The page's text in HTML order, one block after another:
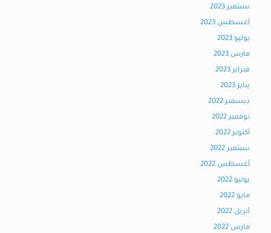
سبتمبر 2023
أغسطس 2023
يوليو 2023
مارس 2023
فبراير 2023
يناير 2023
ديسمبر 2022
نوفمبر 2022
أكتوبر 2022
سبتمبر 2022
أغسطس 2022
يونيو 2022
مايو 2022
أبريل 2022
مارس 2022